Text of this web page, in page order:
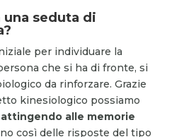
una seduta di
per individuare la
che si ha di fronte, si
da rinforzare. Grazie
kinesiologico possiamo
attingendo alle memorie
così delle risposte del tipo